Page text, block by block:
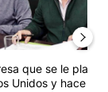
que se le plantó
Unidos y hace